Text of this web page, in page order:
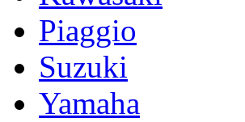
Piaggio
Suzuki
Yamaha